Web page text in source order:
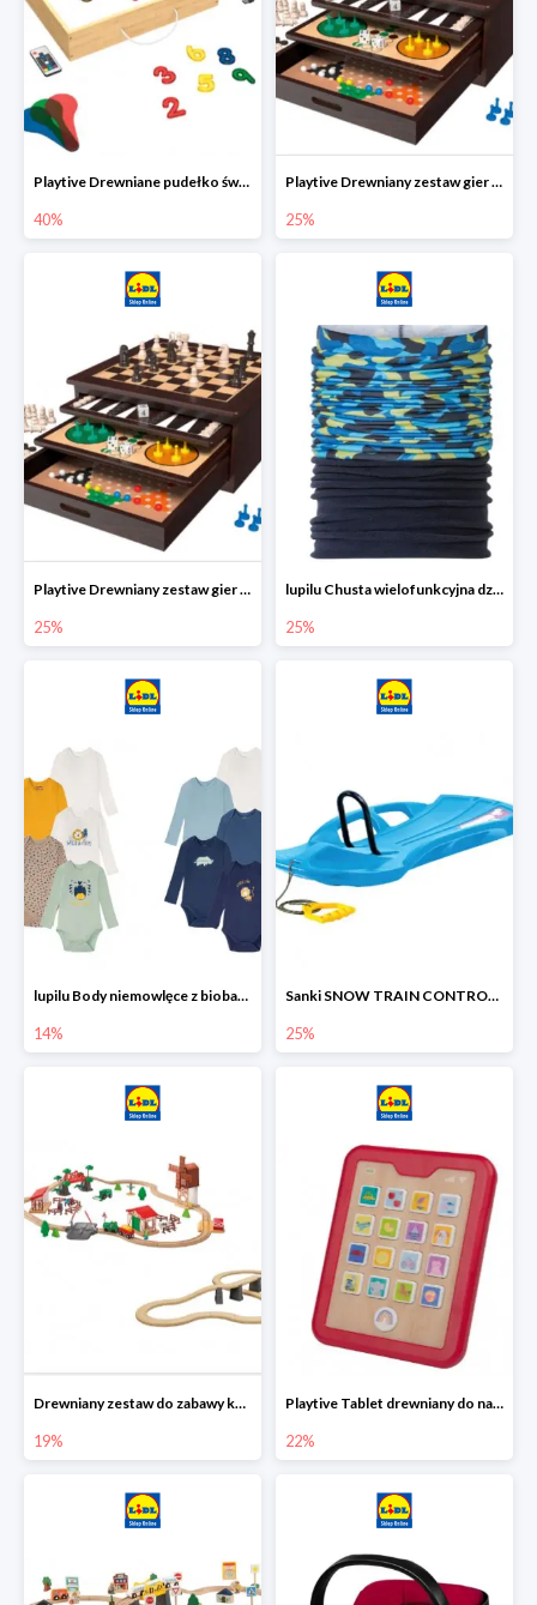
Playtive Drewniane pudełko świetlne MONTESSORI
40%
Playtive Drewniany zestaw gier 10 w 1
25%
Playtive Drewniany zestaw gier 10 w 1
25%
lupilu Chusta wielofunkcyjna dziecięca
25%
lupilu Body niemowlęce z biobawełny
14%
Sanki SNOW TRAIN CONTROL -25%
25%
Drewniany zestaw do zabawy kolejką - farma i wiadukt
19%
Playtive Tablet drewniany do nauki, interaktywny
22%